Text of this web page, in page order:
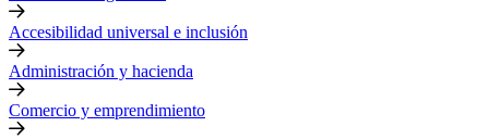
Accesibilidad universal e inclusión
Administración y hacienda
Comercio y emprendimiento